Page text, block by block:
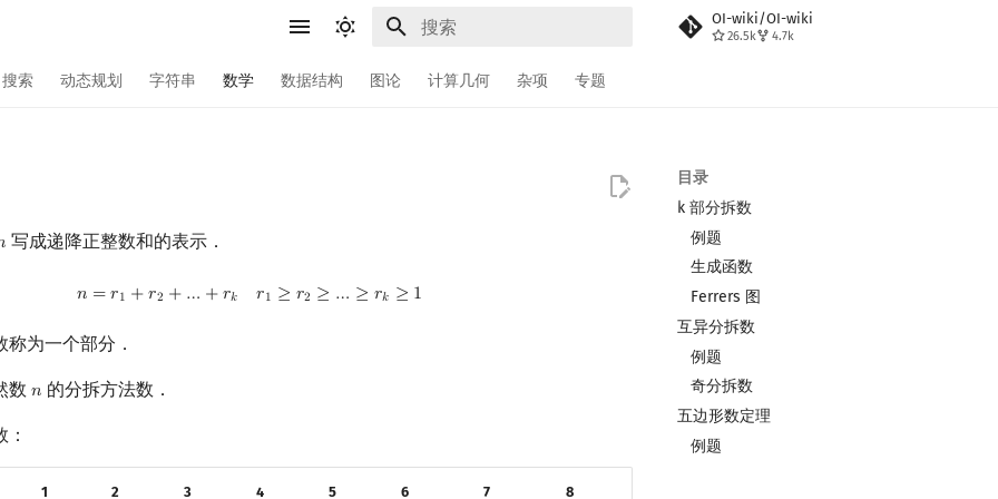
OI-wiki/OI-wiki
26.5k 4.7k
搜索 动态规划 字符串 数学 数据结构 图论 计算几何 杂项 专题
目录
k 部分拆数
例题
生成函数
Ferrers 图
互异分拆数
例题
奇分拆数
五边形数定理
例题
写成递降正整数和的表示．
𝑛 = 𝑟1 +𝑟2 + … +𝑟𝑘 𝑟1 ≥ 𝑟2 ≥ … ≥ 𝑟𝑘 ≥ 1
n= r1+ +…+r 1≥ r2≥… ≥rk
为一个部分．
数𝑛
n 的分拆方法数．
1 2 3 4 5 6 7 8